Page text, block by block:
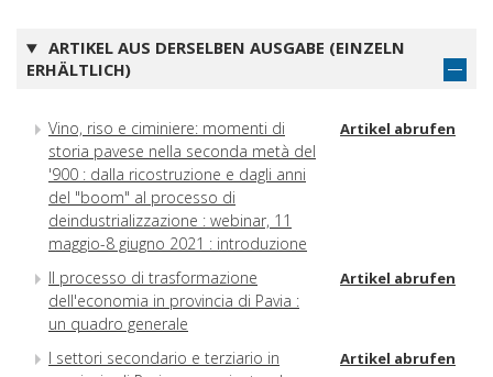
ARTIKEL AUS DERSELBEN AUSGABE (EINZELN
ERHÄLTLICH)
Vino, riso e ciminiere: momenti di
storia pavese nella seconda metà del
'900 : dalla ricostruzione e dagli anni
del "boom" al processo di
deindustrializzazione : webinar, 11
maggio-8 giugno 2021 : introduzione
Artikel abrufen
Il processo di trasformazione
dell'economia in provincia di Pavia :
un quadro generale
Artikel abrufen
I settori secondario e terziario in
Artikel abrufen